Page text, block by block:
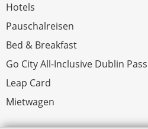
Hotels
Pauschalreisen
Bed & Breakfast
Go City All-Inclusive Dublin Pass
Leap Card
Mietwagen